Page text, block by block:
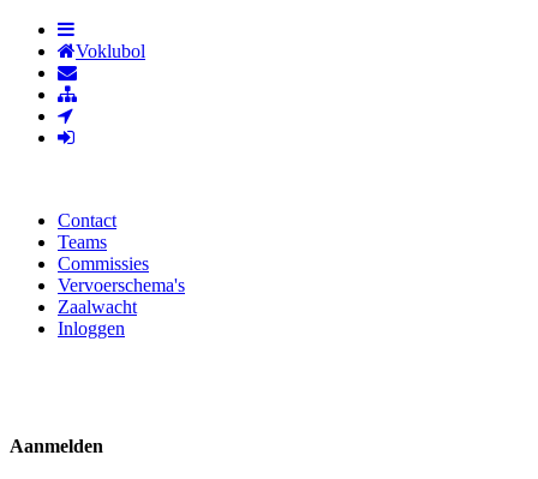
Voklubol
Contact
Teams
Commissies
Vervoerschema's
Zaalwacht
Inloggen
Aanmelden